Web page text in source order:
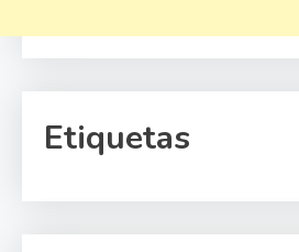
Etiquetas